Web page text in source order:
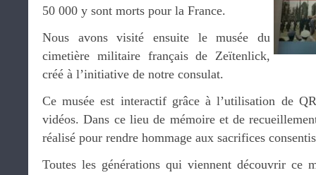
50 000 y sont morts pour la France.
Nous avons visité ensuite le musée du
cimetière militaire français de Zeïtenlick,
créé à l’initiative de notre consulat.
Ce musée est interactif grâce à l’utilisation de
vidéos. Dans ce lieu de mémoire et de
réalisé pour rendre hommage aux sacrifices
Toutes les générations qui viennent découvrir ce